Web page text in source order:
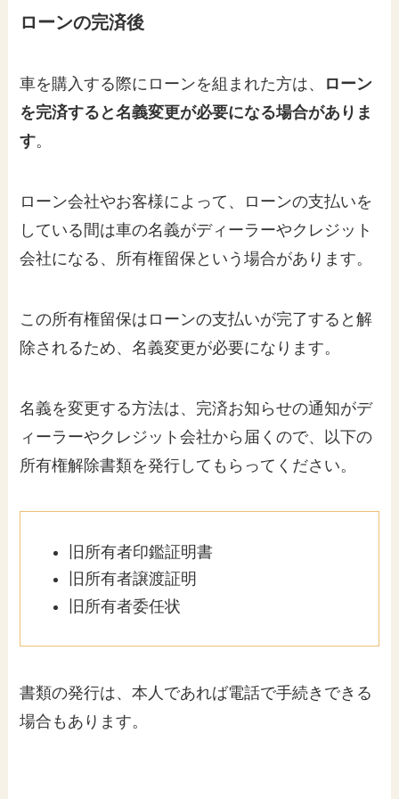
ローンの完済後
車を購入する際にローンを組まれた方は、
ローン
を完済すると名義変更が必要になる場合がありま
す。
ローン会社やお客様によって、ローンの支払いを
している間は車の名義がディーラーやクレジット
会社になる、所有権留保という場合があります。
この所有権留保はローンの支払いが完了すると解
除されるため、名義変更が必要になります。
名義を変更する方法は、完済お知らせの通知がデ
ィーラーやクレジット会社から届くので、以下の
所有権解除書類を発行してもらってください。
旧所有者印鑑証明書
旧所有者譲渡証明
旧所有者委任状
書類の発行は、本人であれば電話で手続きできる
場合もあります。